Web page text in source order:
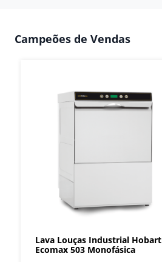
Campeões de Vendas
Lava Louças Industrial Hobart
Ecomax 503 Monofásica